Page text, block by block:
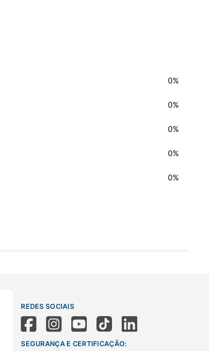
0%
0%
0%
0%
0%
REDES SOCIAIS
SEGURANÇA E CERTIFICAÇÃO: